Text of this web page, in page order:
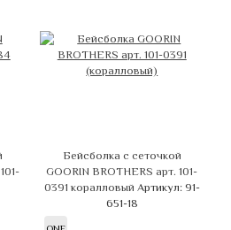
Бейсболка с сеточкой
GOORIN BROTHERS арт. 101-
0391 коралловый Артикул: 91-
651-18